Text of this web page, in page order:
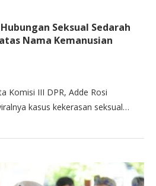
Seksual Sedarah
Nama Kemanusian
Komisi III DPR, Adde Rosi
kasus kekerasan seksual…